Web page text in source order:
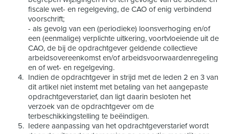
fiscale wet- en regelgeving, de CAO of enig verbindend
voorschrift;
- als gevolg van een (periodieke) loonsverhoging en/of
een (eenmalige) verplichte uitkering, voortvloeiende uit de
CAO, de bij de opdrachtgever geldende collectieve
arbeidsovereenkomst en/of arbeidsvoorwaardenregeling
en of wet- en regelgeving.
Indien de opdrachtgever in strijd met de leden 2 en 3 van
dit artikel niet instemt met betaling van het aangepaste
opdrachtgeverstarief, dan ligt daarin besloten het
verzoek van de opdrachtgever om de
terbeschikkingstelling te beëindigen.
Iedere aanpassing van het opdrachtgeverstarief wordt